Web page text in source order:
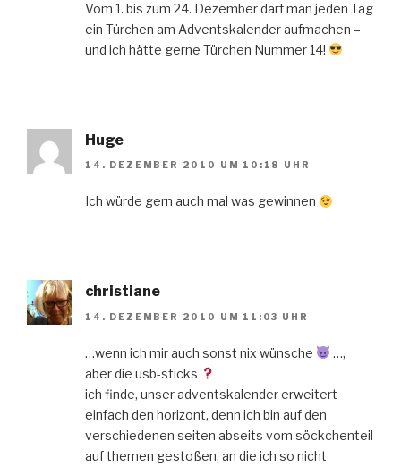
Vom 1. bis zum 24. Dezember darf man jeden Tag
ein Türchen am Adventskalender aufmachen –
und ich hätte gerne Türchen Nummer 14!
Huge
14. DEZEMBER 2010 UM 10:18 UHR
Ich würde gern auch mal was gewinnen
christiane
14. DEZEMBER 2010 UM 11:03 UHR
…wenn ich mir auch sonst nix wünsche
…,
aber die usb-sticks
ich finde, unser adventskalender erweitert
einfach den horizont, denn ich bin auf den
verschiedenen seiten abseits vom söckchenteil
auf themen gestoßen, an die ich so nicht